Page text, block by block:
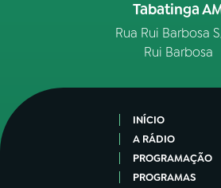
Tabatinga
Rua Rui Barbosa
Rui Barbosa
INÍCIO
A RÁDIO
PROGRAMAÇÃO
PROGRAMAS